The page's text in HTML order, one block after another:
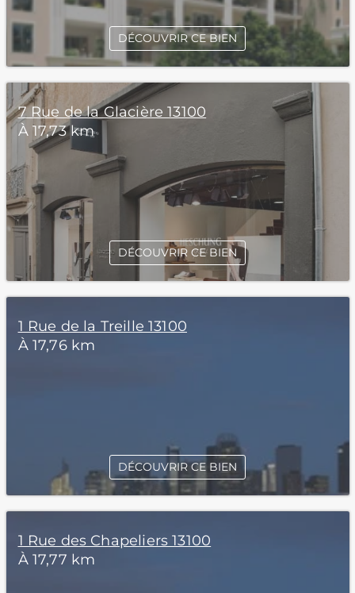
DÉCOUVRIR CE BIEN
7 Rue de la Glacière 13100
À 17,73 km
DÉCOUVRIR CE BIEN
1 Rue de la Treille 13100
À 17,76 km
DÉCOUVRIR CE BIEN
1 Rue des Chapeliers 13100
À 17,77 km